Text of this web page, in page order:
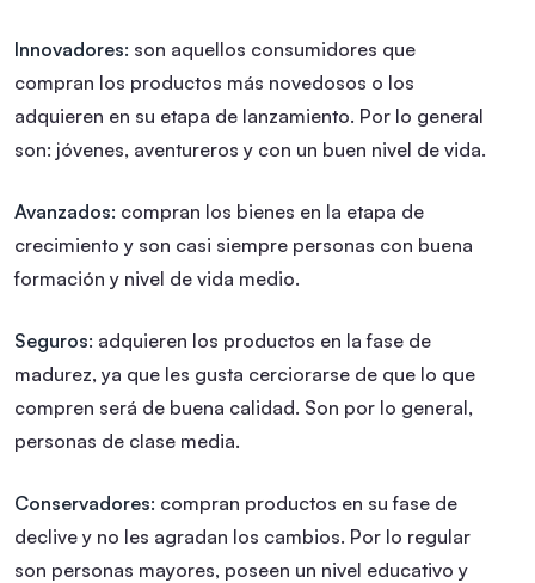
Innovadores: son aquellos consumidores que
compran los productos más novedosos o los
adquieren en su etapa de lanzamiento. Por lo general
son: jóvenes, aventureros y con un buen nivel de vida.
Avanzados: compran los bienes en la etapa de
crecimiento y son casi siempre personas con buena
formación y nivel de vida medio.
Seguros: adquieren los productos en la fase de
madurez, ya que les gusta cerciorarse de que lo que
compren será de buena calidad. Son por lo general,
personas de clase media.
Conservadores: compran productos en su fase de
declive y no les agradan los cambios. Por lo regular
son personas mayores, poseen un nivel educativo y